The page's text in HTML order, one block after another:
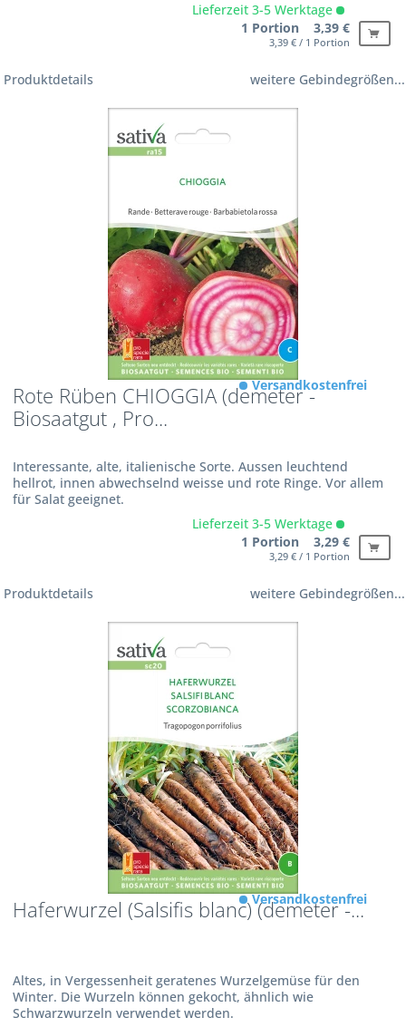
Lieferzeit 3-5 Werktage
1 Portion 3,39 €
3,39 € / 1 Portion
Produktdetails weitere Gebindegrößen...
Rote Rüben CHIOGGIA (demeter -
Biosaatgut , Pro...
Interessante, alte, italienische Sorte. Aussen leuchtend
hellrot, innen abwechselnd weisse und rote Ringe. Vor allem
für Salat geeignet.
Versandkostenfrei
Lieferzeit 3-5 Werktage
1 Portion 3,29 €
3,29 € / 1 Portion
Produktdetails weitere Gebindegrößen...
Haferwurzel (Salsifis blanc) (demeter -...
Altes, in Vergessenheit geratenes Wurzelgemüse für den
Winter. Die Wurzeln können gekocht, ähnlich wie
Schwarzwurzeln verwendet werden.
Versandkostenfrei